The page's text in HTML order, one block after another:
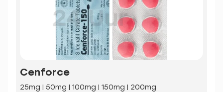
Cenforce
25mg | 50mg | 100mg | 150mg | 200mg